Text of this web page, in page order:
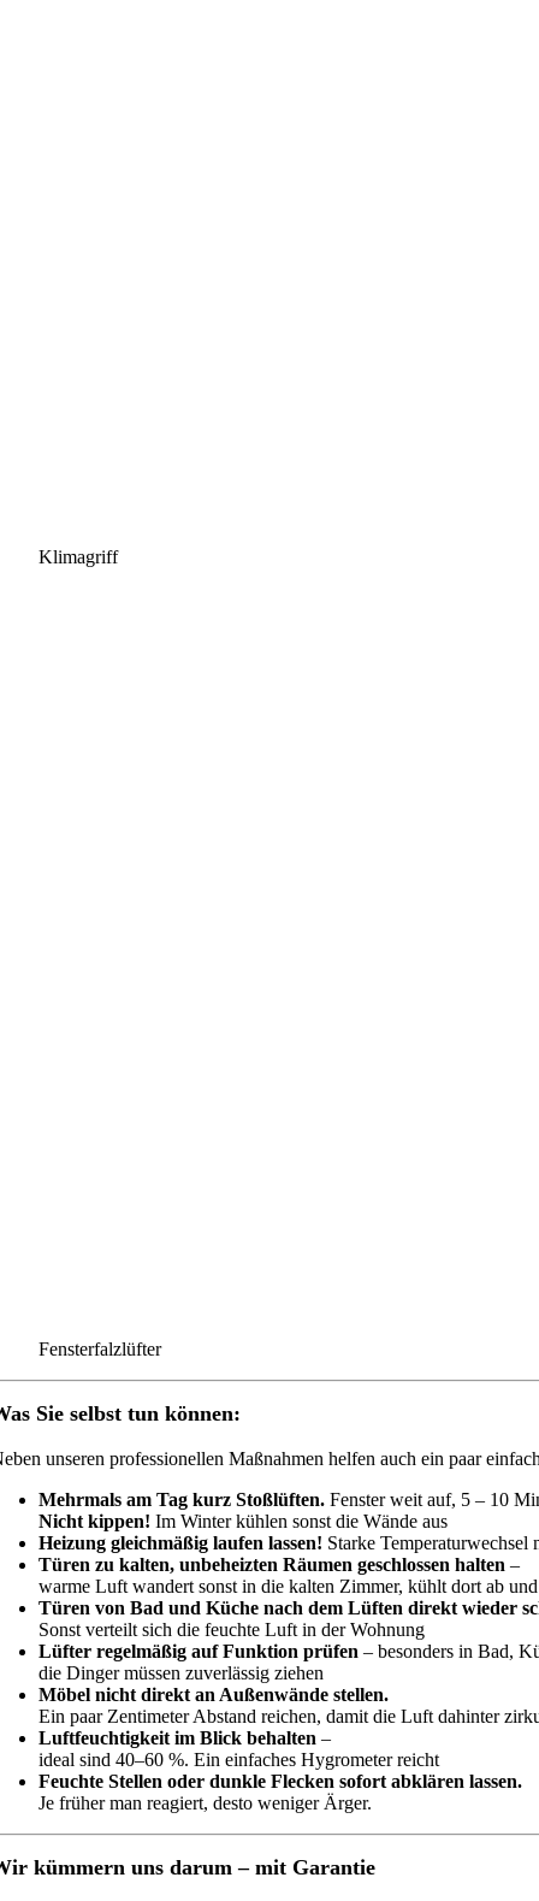
Klimagriff
Fensterfalzlüfter
Sie selbst tun können:
unseren professionellen Maßnahmen helfen auch ein paar
Mehrmals am Tag kurz Stoßlüften. Fenster weit auf, 5 – 10
Nicht kippen! Im Winter kühlen sonst die Wände aus
Heizung gleichmäßig laufen lassen! Starke
Türen zu kalten, unbeheizten Räumen geschlossen halten–
warme Luft wandert sonst in die kalten Zimmer, kühlt dort ab
Türen von Bad und Küche nach dem Lüften direkt wieder
Sonst verteilt sich die feuchte Luft in der Wohnung
Lüfter regelmäßig auf Funktion prüfen– besonders in Bad,
die Dinger müssen zuverlässig ziehen
Möbel nicht direkt an Außenwände stellen.
Ein paar Zentimeter Abstand reichen, damit die Luft dahinter
Luftfeuchtigkeit im Blick behalten–
ideal sind 40–60 %. Ein einfaches Hygrometer reicht
Feuchte Stellen oder dunkle Flecken sofort abklären lassen.
Je früher man reagiert, desto weniger Ärger.
kümmern uns darum – mit Garantie